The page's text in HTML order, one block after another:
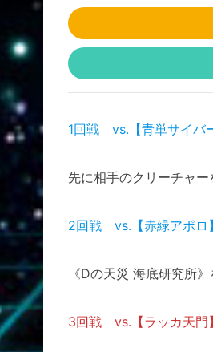
1回戦 vs.【青単サイバ
先に相手のクリーチャー
2回戦 vs.【赤緑アポ
《Dの天災 海底研究所
3回戦 vs.【ラッカ天